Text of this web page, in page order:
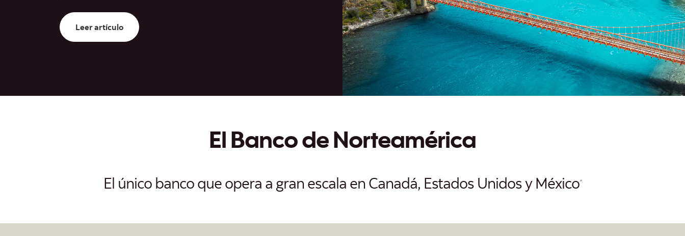
Leer artículoLeer artículo: Scotiabank obtiene tres premios Global Finance 2026 para América Latina y el Caribe
El Banco de Norteamérica
El único banco que opera a gran escala en Canadá, Estados Unidos y México*